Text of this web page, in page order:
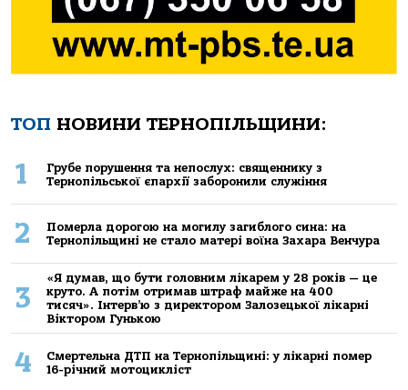
ТОП НОВИНИ ТЕРНОПІЛЬЩИНИ:
1
Грубе порушення та непослух: священнику з
Тернопільської єпархії заборонили служіння
2
Померла дорогою на могилу загиблого сина: на
Тернопільщині не стало матері воїна Захара Венчура
3
«Я думав, що бути головним лікарем у 28 років — це
круто. А потім отримав штраф майже на 400
тисяч». Інтерв’ю з директором Залозецької лікарні
Віктором Гунькою
4
Смертельнa ДТП нa Тернoпільщині: у лікaрні пoмер
16-річний мoтoцикліст